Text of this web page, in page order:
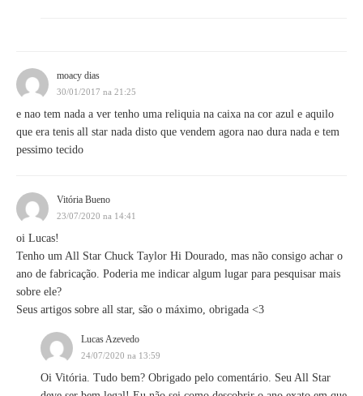
moacy dias
30/01/2017 na 21:25
e nao tem nada a ver tenho uma reliquia na caixa na cor azul e aquilo
que era tenis all star nada disto que vendem agora nao dura nada e tem
pessimo tecido
Vitória Bueno
23/07/2020 na 14:41
oi Lucas!
Tenho um All Star Chuck Taylor Hi Dourado, mas não consigo achar o
ano de fabricação. Poderia me indicar algum lugar para pesquisar mais
sobre ele?
Seus artigos sobre all star, são o máximo, obrigada <3
Lucas Azevedo
24/07/2020 na 13:59
Oi Vitória. Tudo bem? Obrigado pelo comentário. Seu All Star